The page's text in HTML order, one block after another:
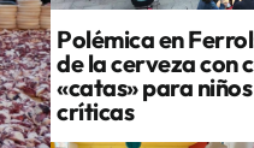
Polémica en
de la cerveza con
«catas» para
críticas